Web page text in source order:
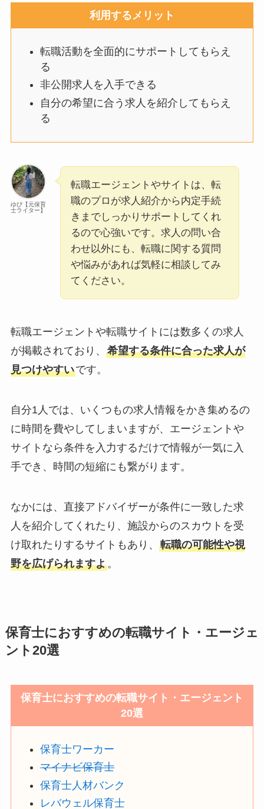
利用するメリット
転職活動を全面的にサポートしてもらえ
る
非公開求人を入手できる
自分の希望に合う求人を紹介してもらえ
る
ゆぴ【元保育
士ライター】
転職エージェントやサイトは、転
職のプロが求人紹介から内定手続
きまでしっかりサポートしてくれ
るので心強いです。求人の問い合
わせ以外にも、転職に関する質問
や悩みがあれば気軽に相談してみ
てください。
転職エージェントや転職サイトには数多くの求人
が掲載されており、 希望する条件に合った求人が
見つけやすいです。
自分1人では、いくつもの求人情報をかき集めるの
に時間を費やしてしまいますが、エージェントや
サイトなら条件を入力するだけで情報が一気に入
手でき、時間の短縮にも繋がります。
なかには、直接アドバイザーが条件に一致した求
人を紹介してくれたり、施設からのスカウトを受
け取れたりするサイトもあり、 転職の可能性や視
野を広げられますよ。
保育士におすすめの転職サイト・エージェ
ント20選
保育士におすすめの転職サイト・エージェント
20選
保育士ワーカー
マイナビ保育士
保育士人材バンク
レバウェル保育士